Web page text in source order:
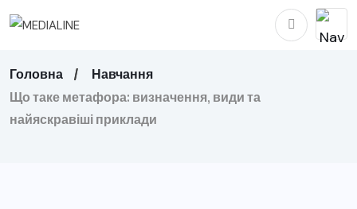
Головна
Навчання
Що таке метафора: визначення, види та
найяскравіші приклади